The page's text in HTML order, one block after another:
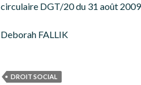
circulaire DGT/20 du 31 août
Deborah FALLIK
DROIT SOCIAL